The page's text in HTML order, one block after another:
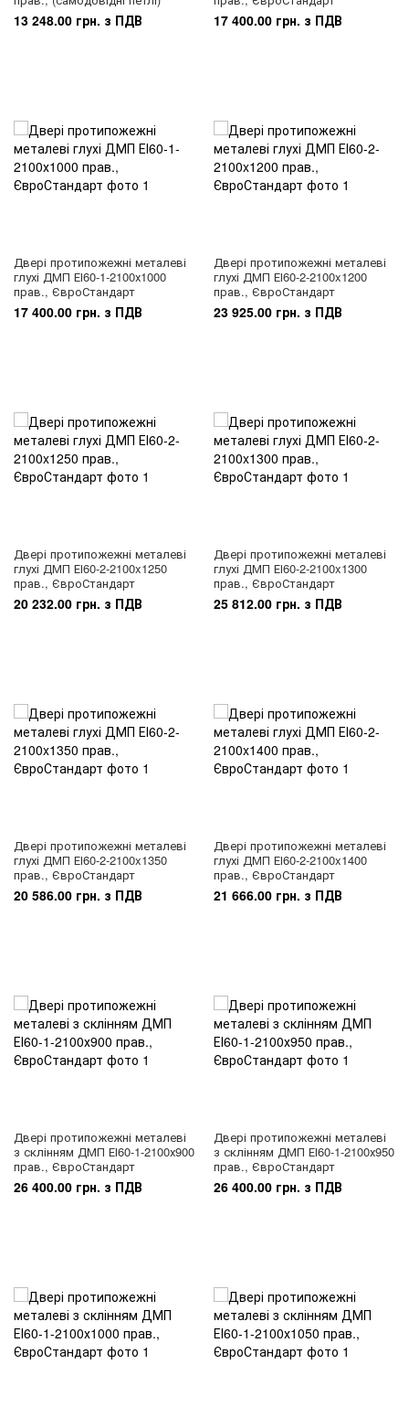
13 248.00 грн. з ПДВ 17 400.00 грн. з ПДВ
Двері протипожежні металеві
глухі ДМП ЕІ60-1-2100х1000
прав., ЄвроСтандарт
17 400.00 грн. з ПДВ
Двері протипожежні металеві
глухі ДМП ЕІ60-2-2100x1200
прав., ЄвроСтандарт
23 925.00 грн. з ПДВ
Двері протипожежні металеві
глухі ДМП ЕІ60-2-2100x1250
прав., ЄвроСтандарт
20 232.00 грн. з ПДВ
Двері протипожежні металеві
глухі ДМП ЕІ60-2-2100x1300
прав., ЄвроСтандарт
25 812.00 грн. з ПДВ
Двері протипожежні металеві
глухі ДМП ЕІ60-2-2100x1350
прав., ЄвроСтандарт
20 586.00 грн. з ПДВ
Двері протипожежні металеві
глухі ДМП ЕІ60-2-2100x1400
прав., ЄвроСтандарт
21 666.00 грн. з ПДВ
Двері протипожежні металеві
з склінням ДМП ЕІ60-1-2100х900
прав., ЄвроСтандарт
26 400.00 грн. з ПДВ
Двері протипожежні металеві
з склінням ДМП ЕІ60-1-2100х950
прав., ЄвроСтандарт
26 400.00 грн. з ПДВ